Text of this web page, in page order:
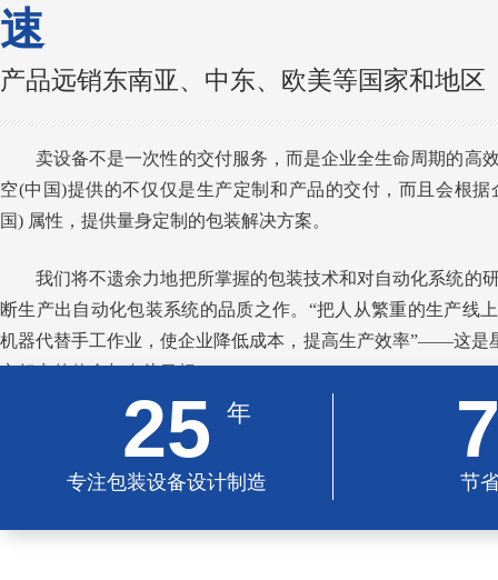
速
产品远销东南亚、中东、欧美等国家和地区
卖设备不是一次性的交付服务，而是企业全生命周期的高
空(中国)提供的不仅仅是生产定制和产品的交付，而且会根据
国) 属性，提供量身定制的包装解决方案。
我们将不遗余力地把所掌握的包装技术和对自动化系统的
断生产出自动化包装系统的品质之作。“把人从繁重的生产线
机器代替手工作业，使企业降低成本，提高生产效率”——这是
之努力的使命与奋斗目标
25 年
专注包装设备设计制造 节